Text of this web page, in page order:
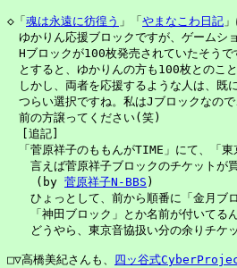
◇「 魂は永遠に彷徨う 」「 やまなこわ日記
ゆかりん応援ブロックですが、ゲームシ
Hブロックが100枚発売されていたそうで
とすると、ゆかりんの方も100枚とのこ
しかし、両者を応援するような人は、既
つらい選択ですね。私はJブロックなの
前の方譲ってください(笑)
  [追記]
「菅原祥子のももんがTIME」にて、「
言えば菅原祥子ブロックのチケットが
    (by
菅原祥子N-BBS )
ひょっとして、前から順番に「金月ブ
「神田ブロック」とか名前が付いてる
どうやら、東京音協扱い分の余りチケ
□▽高橋美紀さんも、 四ッ谷式